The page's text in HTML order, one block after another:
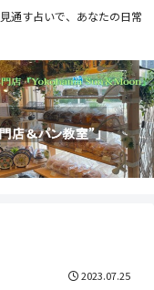
通す占いで、あなたの日常
2023.07.25